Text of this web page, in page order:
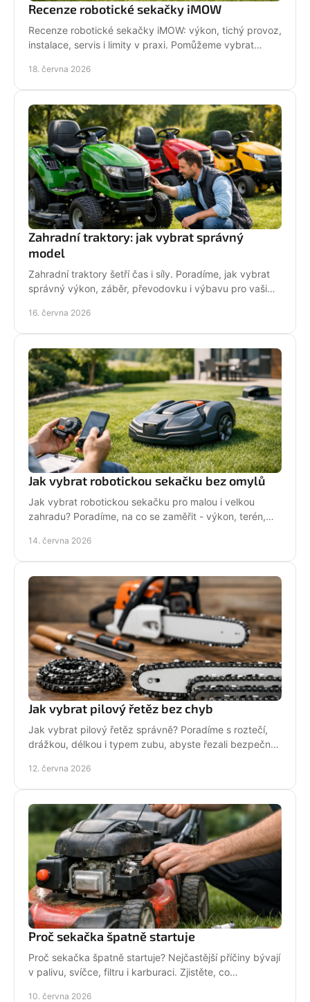
Recenze robotické sekačky iMOW
Recenze robotické sekačky iMOW: výkon, tichý provoz,
instalace, servis i limity v praxi. Pomůžeme vybrat
18. června 2026
Zahradní traktory: jak vybrat správný
model
Zahradní traktory šetří čas i síly. Poradíme, jak vybrat
správný výkon, záběr, převodovku i výbavu pro vaši
16. června 2026
Jak vybrat robotickou sekačku bez omylů
Jak vybrat robotickou sekačku pro malou i velkou
zahradu? Poradíme, na co se zaměřit - výkon, terén,
14. června 2026
Jak vybrat pilový řetěz bez chyb
Jak vybrat pilový řetěz správně? Poradíme s roztečí,
drážkou, délkou i typem zubu, abyste řezali bezpečně,
12. června 2026
Proč sekačka špatně startuje
Proč sekačka špatně startuje? Nejčastější příčiny bývají
v palivu, svíčce, filtru i karburaci. Zjistěte, co
10. června 2026